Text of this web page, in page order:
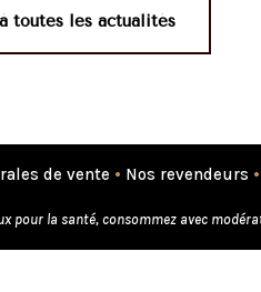
toutes les actualités
de vente • Nos revendeurs •
pour la santé, consommez avec